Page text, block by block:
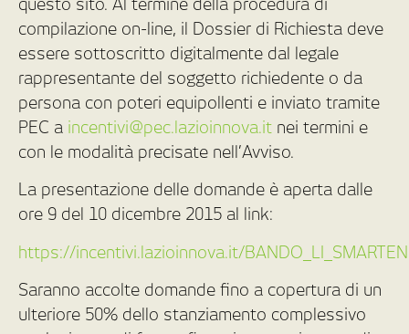
questo sito. Al termine della procedura di
compilazione on-line, il Dossier di Richiesta deve
essere sottoscritto digitalmente dal legale
rappresentante del soggetto richiedente o da
persona con poteri equipollenti e inviato tramite
PEC a incentivi@pec.lazioinnova.it nei termini e
con le modalità precisate nell’Avviso.
La presentazione delle domande è aperta dalle
ore 9 del 10 dicembre 2015 al link:
https://incentivi.lazioinnova.it/
Saranno accolte domande fino a copertura di un
ulteriore 50% dello stanziamento complessivo